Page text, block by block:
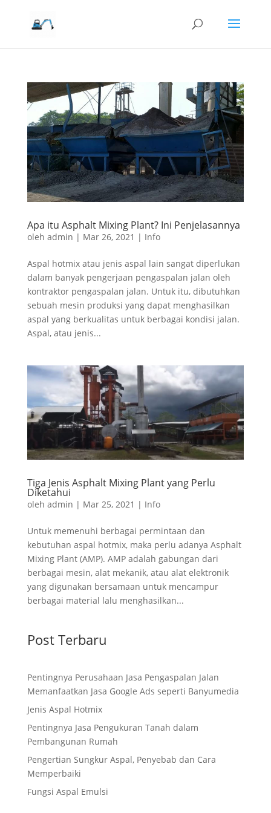
Apa itu Asphalt Mixing Plant? Ini Penjelasannya
oleh admin | Mar 26, 2021 | Info
Aspal hotmix atau jenis aspal lain sangat diperlukan
dalam banyak pengerjaan pengaspalan jalan oleh
kontraktor pengaspalan jalan. Untuk itu, dibutuhkan
sebuah mesin produksi yang dapat menghasilkan
aspal yang berkualitas untuk berbagai kondisi jalan.
Aspal, atau jenis...
Tiga Jenis Asphalt Mixing Plant yang Perlu
Diketahui
oleh admin | Mar 25, 2021 | Info
Untuk memenuhi berbagai permintaan dan
kebutuhan aspal hotmix, maka perlu adanya Asphalt
Mixing Plant (AMP). AMP adalah gabungan dari
berbagai mesin, alat mekanik, atau alat elektronik
yang digunakan bersamaan untuk mencampur
berbagai material lalu menghasilkan...
Post Terbaru
Pentingnya Perusahaan Jasa Pengaspalan Jalan
Memanfaatkan Jasa Google Ads seperti Banyumedia
Jenis Aspal Hotmix
Pentingnya Jasa Pengukuran Tanah dalam
Pembangunan Rumah
Pengertian Sungkur Aspal, Penyebab dan Cara
Memperbaiki
Fungsi Aspal Emulsi